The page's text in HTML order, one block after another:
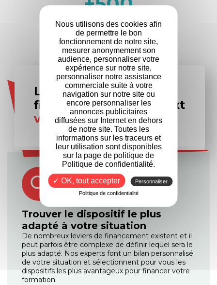
Entreprises
partenaires
Les experts en
financement Formanext
vous accompagnent
Trouver le dispositif le plus
adapté à votre situation
De nombreux leviers de financement existent et il
peut parfois être complexe de définir lequel sera le
plus adapté. Nos experts font un bilan personnalisé
de votre situation et sélectionnent pour vous les
dispositifs les plus avantageux pour financer votre
formation.
Nous utilisons des cookies afin
de permettre le bon
fonctionnement de notre site,
mesurer anonymement son
audience, personnaliser votre
expérience sur notre site,
personnaliser notre assistance
commerciale suite à votre
navigation sur notre site ou
encore personnaliser les
annonces publicitaires
diffusées sur Internet en dehors
de notre site. Toutes les
informations sur les traceurs et
leur utilisation sont disponibles
sur la page de politique de
Politique de confidentialité.
✓ OK, tout accepter
Personnaliser
Politique de confidentialité